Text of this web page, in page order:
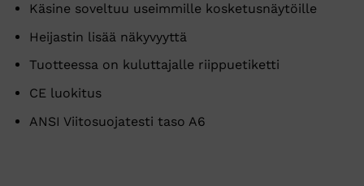
Käsine soveltuu useimmille kosketusnäytöille
Heijastin lisää näkyvyyttä
Tuotteessa on kuluttajalle riippuetiketti
CE luokitus
ANSI Viitosuojatesti taso A6